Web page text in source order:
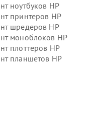
ноутбуков HP
принтеров HP
шредеров HP
моноблоков HP
плоттеров HP
планшетов HP